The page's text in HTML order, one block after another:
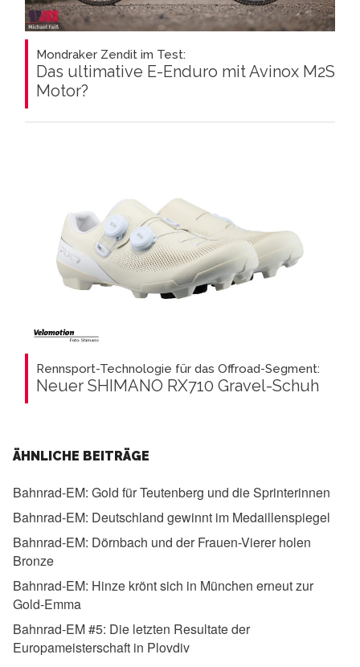
Mondraker Zendit im Test:
Das ultimative E-Enduro mit Avinox M2S
Motor?
Rennsport-Technologie für das Offroad-Segment:
Neuer SHIMANO RX710 Gravel-Schuh
ÄHNLICHE BEITRÄGE
Bahnrad-EM: Gold für Teutenberg und die Sprinterinnen
Bahnrad-EM: Deutschland gewinnt im Medaillenspiegel
Bahnrad-EM: Dörnbach und der Frauen-Vierer holen
Bronze
Bahnrad-EM: Hinze krönt sich in München erneut zur
Gold-Emma
Bahnrad-EM #5: Die letzten Resultate der
Europameisterschaft in Plovdiv